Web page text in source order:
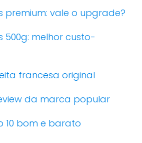
premium: vale o upgrade?
500g: melhor custo-
francesa original
da marca popular
10 bom e barato